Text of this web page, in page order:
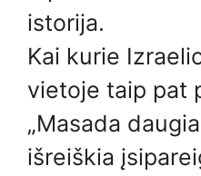
istorija.
Kai kurie
vietoje taip pat
„Masada
išreiškia